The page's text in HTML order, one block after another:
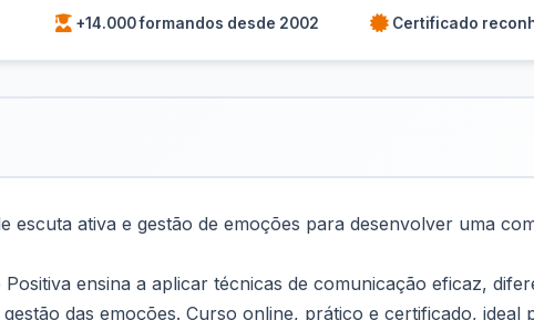
+14.000 formandos desde 2002 Certificado
escuta ativa e gestão de emoções para desenvolver uma
ensina a aplicar técnicas de comunicação eficaz,
das emoções. Curso online, prático e certificado,